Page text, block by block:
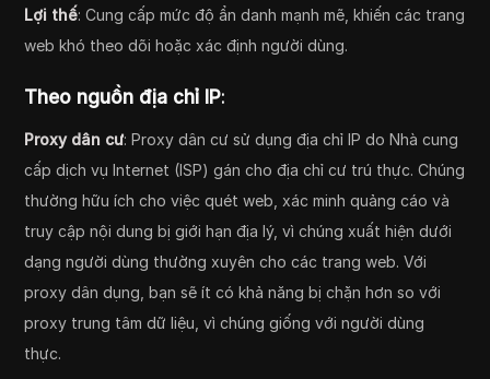
Lợi thế: Cung cấp mức độ ẩn danh mạnh mẽ, khiến các trang
web khó theo dõi hoặc xác định người dùng.
Theo nguồn địa chỉ IP:
Proxy dân cư: Proxy dân cư sử dụng địa chỉ IP do Nhà cung
cấp dịch vụ Internet (ISP) gán cho địa chỉ cư trú thực. Chúng
thường hữu ích cho việc quét web, xác minh quảng cáo và
truy cập nội dung bị giới hạn địa lý, vì chúng xuất hiện dưới
dạng người dùng thường xuyên cho các trang web. Với
proxy dân dụng, bạn sẽ ít có khả năng bị chặn hơn so với
proxy trung tâm dữ liệu, vì chúng giống với người dùng
thực.